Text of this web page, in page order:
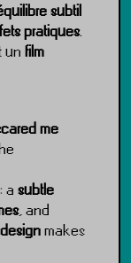
subtil
pratiques.
un film
me
: a subtle
, and
makes